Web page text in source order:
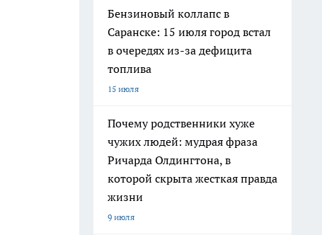
Бензиновый коллапс в
Саранске: 15 июля город встал
в очередях из-за дефицита
топлива
15 июля
Почему родственники хуже
чужих людей: мудрая фраза
Ричарда Олдингтона, в
которой скрыта жесткая правда
жизни
9 июля